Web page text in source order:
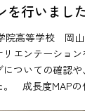
を行いまし
院高等学校 岡
エンテーショ
ついての確認
。 成長度MAPの